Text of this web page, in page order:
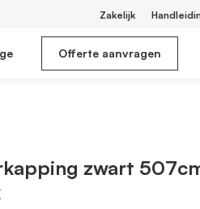
Zakelijk
Offerte aanvragen
zwart